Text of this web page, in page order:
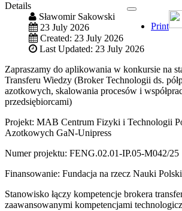
Print
Details
Sławomir Sakowski
23 July 2026
Created: 23 July 2026
Last Updated: 23 July 2026
Zapraszamy do aplikowania w konkursie na
Transferu Wiedzy (Broker Technologii ds.
azotkowych, skalowania procesów i
przedsiębiorcami)
Projekt: MAB Centrum Fizyki i Technologii
Azotkowych GaN-Unipress
Numer projektu: FENG.02.01-IP.05-M042/25
Finansowanie: Fundacja na rzecz Nauki
Stanowisko łączy kompetencje brokera
zaawansowanymi kompetencjami